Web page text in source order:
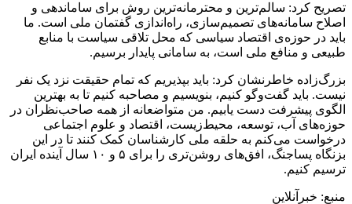
تصریح کرد: سالم‌ترین و محترمانه‌ترین روش برای ساماندهی و
اصلاح سامانه‌های تصمیم‌سازی، راه‌اندازی گفتمان ملی است. ما
باید در حوزه‌ی اقتصاد سیاسی که محل تلاقی سیاست با منابع
طبیعی و منافع ملی است، به سامانی پایدار برسیم.
بزرگ‌زاده خاطرنشان کرد: باید بپذیریم که تمام حقیقت نزد یک نفر
نیست. باید گفت‌وگو کنیم، بنویسیم و مصاحبه کنیم تا به بهترین
الگوی پیشرفت دست یابیم. من متواضعانه از همه صاحب‌نظران در
حوزه‌های آب، توسعه، محیط‌زیست، اقتصاد و علوم اجتماعی
درخواست می‌کنم به حلقه ملی کارشناسان کمک کنند تا در این
بزنگاه پساجنگ، افق‌های روشن‌تری را برای ۵ و ۱۰ سال آینده ایران
ترسیم کنیم.
منبع: خبرآنلاین